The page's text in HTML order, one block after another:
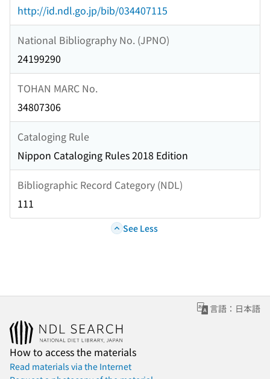
http://id.ndl.go.jp/bib/034407115
National Bibliography No. (JPNO)
24199290
TOHAN MARC No.
34807306
Cataloging Rule
Nippon Cataloging Rules 2018 Edition
Bibliographic Record Category (NDL)
111
See Less
言語：日本語
How to access the materials
Read materials via the Internet